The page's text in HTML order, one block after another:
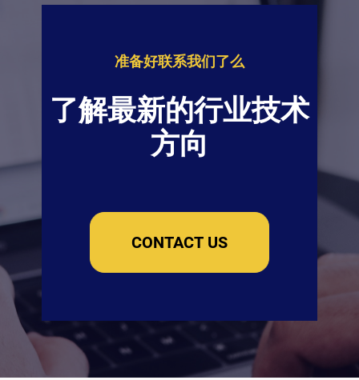
准备好联系我们了么
了解最新的行业技术
方向
CONTACT US